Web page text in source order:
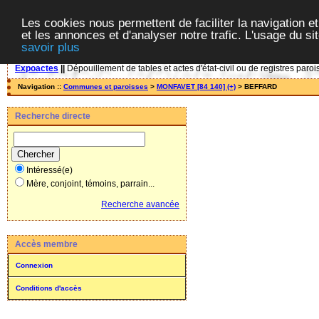
Les cookies nous permettent de faciliter la navigation
et les annonces et d'analyser notre trafic. L'usage du
savoir plus
Expoactes Dépouillement de tables et actes d'état-civil ou de registres
Navigation :: Communes et paroisses > MONFAVET [84 140] (+) > BEFFARD
Recherche directe
Intéressé(e)
Mère, conjoint, témoins, parrain...
Recherche avancée
Accès membre
Connexion
Conditions d'accès